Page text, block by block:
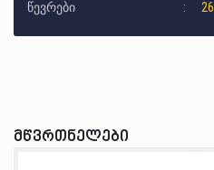
წევრები 26
მწვრთნელები